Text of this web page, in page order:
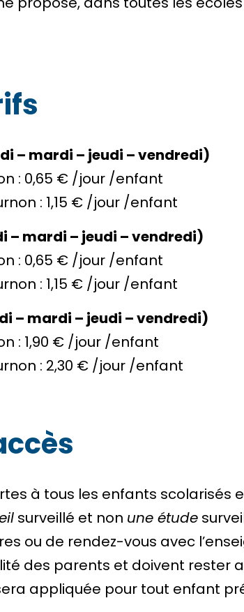
– mardi – jeudi – vendredi)
: 0,65 € /jour /enfant
: 1,15 € /jour /enfant
– mardi – jeudi – vendredi)
: 0,65 € /jour /enfant
: 1,15 € /jour /enfant
– mardi – jeudi – vendredi)
: 1,90 € /jour /enfant
: 2,30 € /jour /enfant
à tous les enfants scolarisés
surveillé et non une étude
ou de rendez-vous avec
des parents et doivent rester
appliquée pour tout enfant